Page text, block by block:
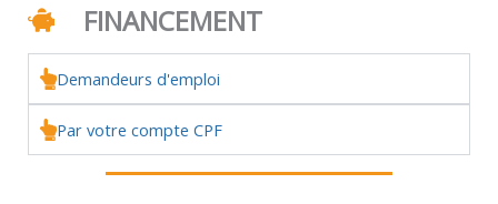
FINANCEMENT
Demandeurs d'emploi
Par votre compte CPF